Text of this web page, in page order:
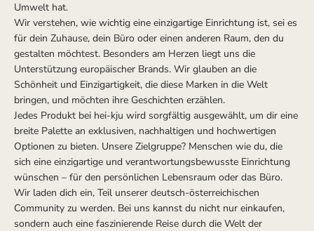
Umwelt hat.
Wir verstehen, wie wichtig eine einzigartige Einrichtung ist, sei es
für dein Zuhause, dein Büro oder einen anderen Raum, den du
gestalten möchtest. Besonders am Herzen liegt uns die
Unterstützung europäischer Brands. Wir glauben an die
Schönheit und Einzigartigkeit, die diese Marken in die Welt
bringen, und möchten ihre Geschichten erzählen.
Jedes Produkt bei hei-kju wird sorgfältig ausgewählt, um dir eine
breite Palette an exklusiven, nachhaltigen und hochwertigen
Optionen zu bieten. Unsere Zielgruppe? Menschen wie du, die
sich eine einzigartige und verantwortungsbewusste Einrichtung
wünschen – für den persönlichen Lebensraum oder das Büro.
Wir laden dich ein, Teil unserer deutsch-österreichischen
Community zu werden. Bei uns kannst du nicht nur einkaufen,
sondern auch eine faszinierende Reise durch die Welt der